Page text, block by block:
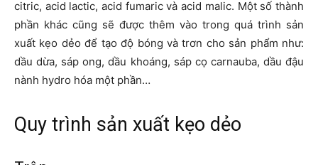
citric, acid lactic, acid fumaric và acid malic. Một số thành
phần khác cũng sẽ được thêm vào trong quá trình sản
xuất kẹo dẻo để tạo độ bóng và trơn cho sản phẩm như:
dầu dừa, sáp ong, dầu khoáng, sáp cọ carnauba, dầu đậu
nành hydro hóa một phần…
Quy trình sản xuất kẹo dẻo